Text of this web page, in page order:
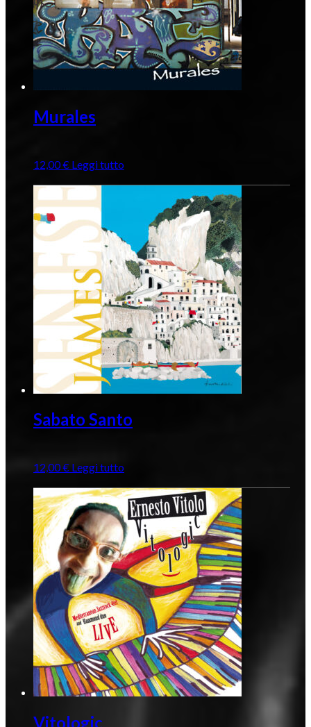
Murales
12,00€ Leggi tutto
Sabato Santo
12,00€ Leggi tutto
Vitologic